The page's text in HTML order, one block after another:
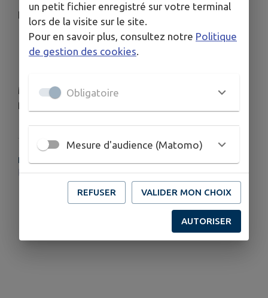
Inscription en lien.
Merci à Don Boucardey d'Annadrone pour cette
formidable réalisation...(vidéo en lien)
PLUS D'INFORMATIONS
https://run-evasionchrono.com/les-roses-de-letang/
un petit fichier enregistré sur votre terminal
lors de la visite sur le site.
Pour en savoir plus, consultez notre Politique
de gestion des cookies.
Obligatoire
Mesure d'audience (Matomo)
REFUSER VALIDER MON CHOIX
AUTORISER